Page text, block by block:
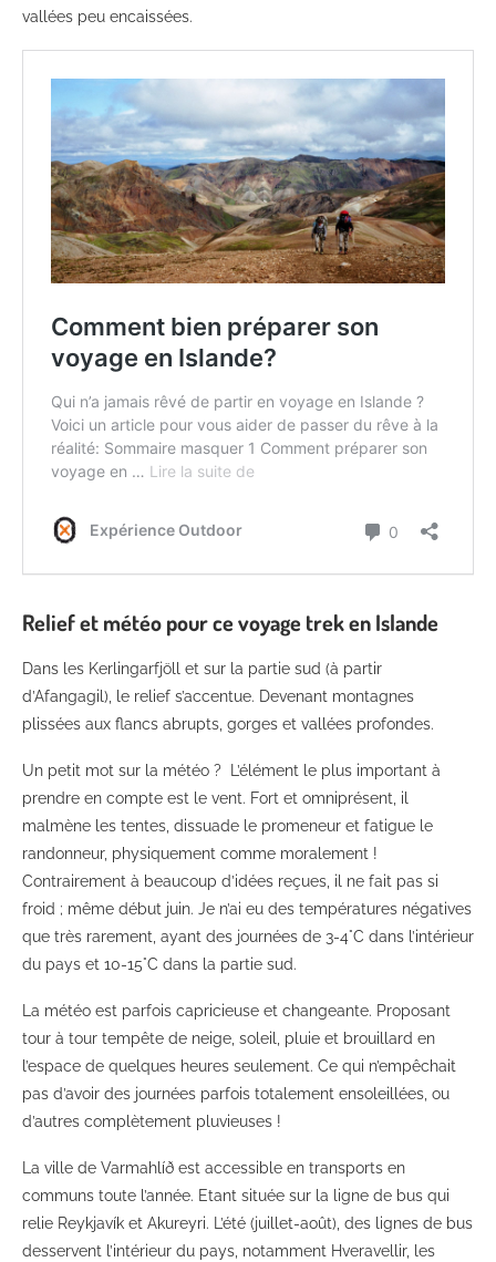
vallées peu encaissées.
Relief et météo pour ce voyage trek en Islande
Dans les Kerlingarfjöll et sur la partie sud (à partir
d’Afangagil), le relief s’accentue. Devenant montagnes
plissées aux flancs abrupts, gorges et vallées profondes.
Un petit mot sur la météo ? L’élément le plus important à
prendre en compte est le vent. Fort et omniprésent, il
malmène les tentes, dissuade le promeneur et fatigue le
randonneur, physiquement comme moralement !
Contrairement à beaucoup d’idées reçues, il ne fait pas si
froid ; même début juin. Je n’ai eu des températures négatives
que très rarement, ayant des journées de 3-4°C dans l’intérieur
du pays et 10-15°C dans la partie sud.
La météo est parfois capricieuse et changeante. Proposant
tour à tour tempête de neige, soleil, pluie et brouillard en
l’espace de quelques heures seulement. Ce qui n’empêchait
pas d’avoir des journées parfois totalement ensoleillées, ou
d’autres complètement pluvieuses !
La ville de Varmahlíð est accessible en transports en
communs toute l’année. Etant située sur la ligne de bus qui
relie Reykjavík et Akureyri. L’été (juillet-août), des lignes de bus
desservent l’intérieur du pays, notamment Hveravellir, les